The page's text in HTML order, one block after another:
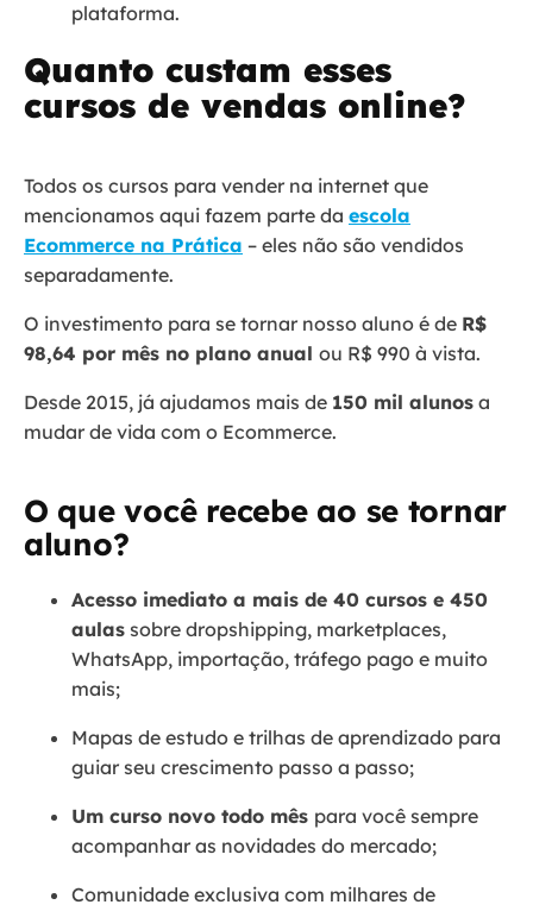
plataforma.
Quanto custam esses
cursos de vendas online?
Todos os cursos para vender na internet que
mencionamos aqui fazem parte da escola
Ecommerce na Prática – eles não são vendidos
separadamente.
O investimento para se tornar nosso aluno é de R$
98,64 por mês no plano anual ou R$ 990 à vista.
Desde 2015, já ajudamos mais de 150 mil alunos a
mudar de vida com o Ecommerce.
O que você recebe ao se tornar
aluno?
Acesso imediato a mais de 40 cursos e 450
aulas sobre dropshipping, marketplaces,
WhatsApp, importação, tráfego pago e muito
mais;
Mapas de estudo e trilhas de aprendizado para
guiar seu crescimento passo a passo;
Um curso novo todo mês para você sempre
acompanhar as novidades do mercado;
Comunidade exclusiva com milhares de